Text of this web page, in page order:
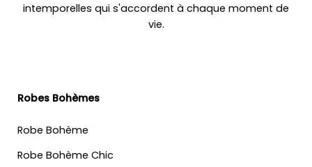
intemporelles qui s'accordent à chaque moment de
vie.
Robes Bohèmes
Robe Bohème
Robe Bohème Chic